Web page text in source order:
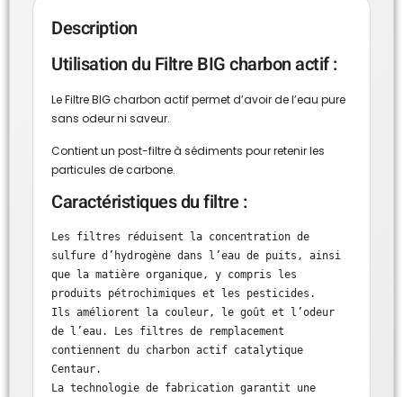
Description
Utilisation du Filtre BIG charbon actif :
Le Filtre BIG charbon actif permet d’avoir de l’eau pure
sans odeur ni saveur.
Contient un post-filtre à sédiments pour retenir les
particules de carbone.
Caractéristiques du filtre :
Les filtres réduisent la concentration de
sulfure d’hydrogène dans l’eau de puits, ainsi
que la matière organique, y compris les
produits pétrochimiques et les pesticides.
Ils améliorent la couleur, le goût et l’odeur
de l’eau. Les filtres de remplacement
contiennent du charbon actif catalytique
Centaur.
La technologie de fabrication garantit une